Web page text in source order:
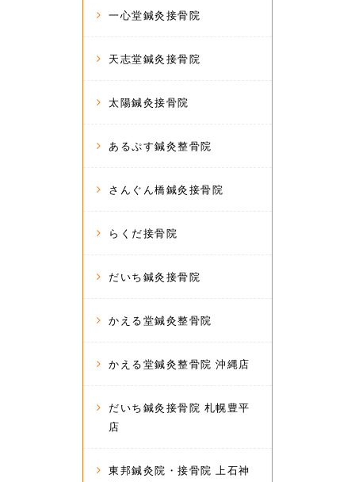
一心堂鍼灸接骨院
天志堂鍼灸接骨院
太陽鍼灸接骨院
あるぷす鍼灸整骨院
さんぐん橋鍼灸接骨院
らくだ接骨院
だいち鍼灸接骨院
かえる堂鍼灸整骨院
かえる堂鍼灸整骨院 沖縄店
だいち鍼灸接骨院 札幌豊平
店
東邦鍼灸院・接骨院 上石神